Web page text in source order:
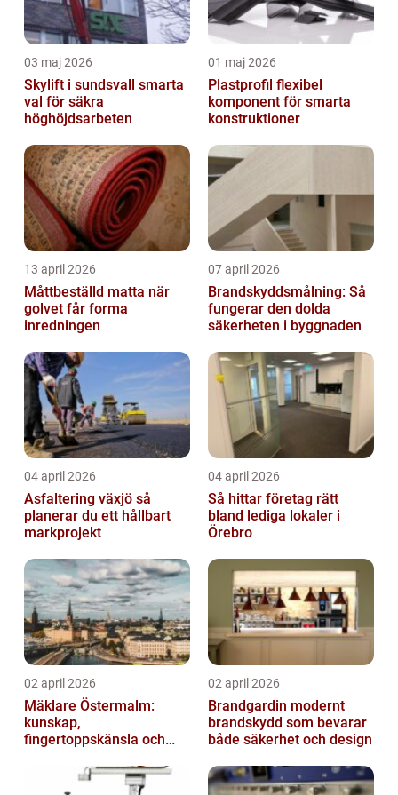
03 maj 2026
Skylift i sundsvall smarta
val för säkra
höghöjdsarbeten
01 maj 2026
Plastprofil flexibel
komponent för smarta
konstruktioner
13 april 2026
Måttbeställd matta när
golvet får forma
inredningen
07 april 2026
Brandskyddsmålning: Så
fungerar den dolda
säkerheten i byggnaden
04 april 2026
Asfaltering växjö så
planerar du ett hållbart
markprojekt
04 april 2026
Så hittar företag rätt
bland lediga lokaler i
Örebro
02 april 2026
Mäklare Östermalm:
kunskap,
fingertoppskänsla och
02 april 2026
Brandgardin modernt
brandskydd som bevarar
både säkerhet och design